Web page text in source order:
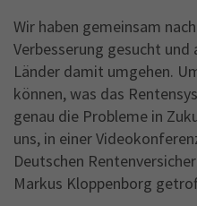
Wir haben gemeinsam
Verbesserung gesucht
Länder damit umgehen.
können, was das
genau die Probleme in
uns, in einer
Deutschen
Markus Kloppenborg